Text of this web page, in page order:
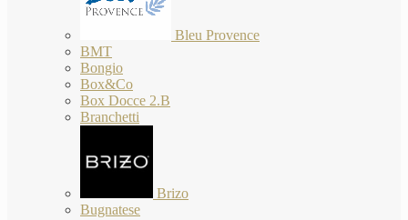
Bleu Provence
BMT
Bongio
Box&Co
Box Docce 2.B
Branchetti
Brizo
Bugnatese